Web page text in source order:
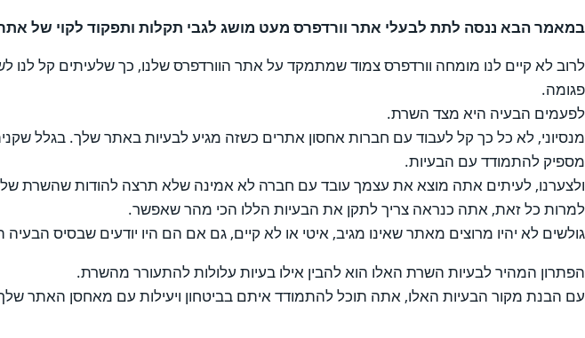
במאמר הבא ננסה לתת לבעלי אתר וורדפרס מעט מושג לגבי תקלות ותפקוד לקוי של
לרוב לא קיים לנו מומחה וורדפרס צמוד שמתמקד על אתר הוורדפרס שלנו, כך שלעיתים קל לנו
פגומה.
לפעמים הבעיה היא מצד השרת.
מנסיוני, לא כל כך קל לעבוד עם חברות אחסון אתרים כשזה מגיע לבעיות באתר שלך. בגלל
מספיק להתמודד עם הבעיות.
ולצערנו, לעיתים אתה מוצא את עצמך עובד עם חברה לא אמינה שלא תרצה להודות שהשרת
למרות כל זאת, אתה כנראה צריך לתקן את הבעיות הללו הכי מהר שאפשר.
גולשים לא יהיו מרוצים מאתר שאינו מגיב, איטי או לא קיים, גם אם הם היו יודעים שבסיס
הפתרון המהיר לבעיות השרת האלו הוא להבין אילו בעיות עלולות להתעורר מהשרת.
עם הבנת מקור הבעיות האלו, אתה תוכל להתמודד איתם בביטחון ויעילות עם מאחסן האתר